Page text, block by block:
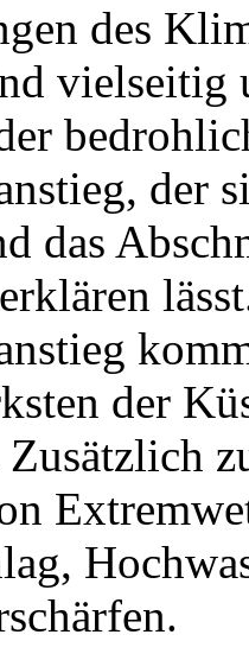
des
vielseitig
der
das
der